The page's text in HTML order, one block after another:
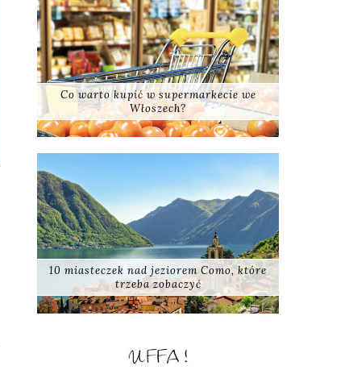
Co warto kupić w supermarkecie we
Włoszech?
10 miasteczek nad jeziorem Como, które
trzeba zobaczyć